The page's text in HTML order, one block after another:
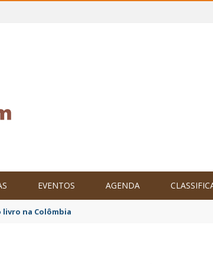
EVENTOS AGENDA
o Brasil no XXIV Parlamento Internacional de